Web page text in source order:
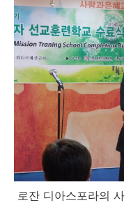
로잔 디아스포라의